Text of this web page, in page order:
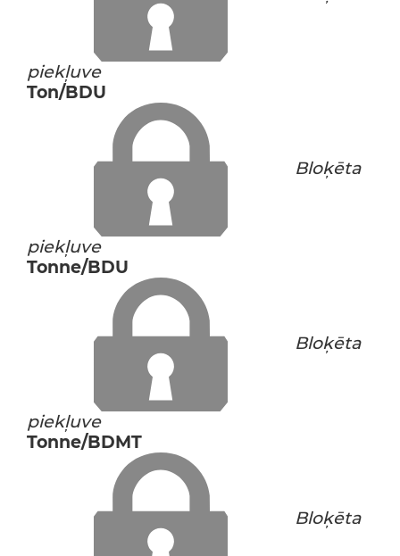
piekļuve
Ton/BDU
Bloķēta
piekļuve
Tonne/BDU
Bloķēta
piekļuve
Tonne/BDMT
Bloķēta